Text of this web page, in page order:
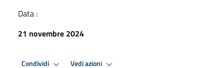
Data :
21 novembre 2024
Condividi Vedi azioni